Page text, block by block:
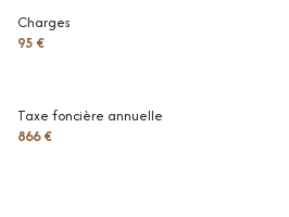
séjour
salle de bains
Charges
95 €
Taxe foncière annuelle
866 €